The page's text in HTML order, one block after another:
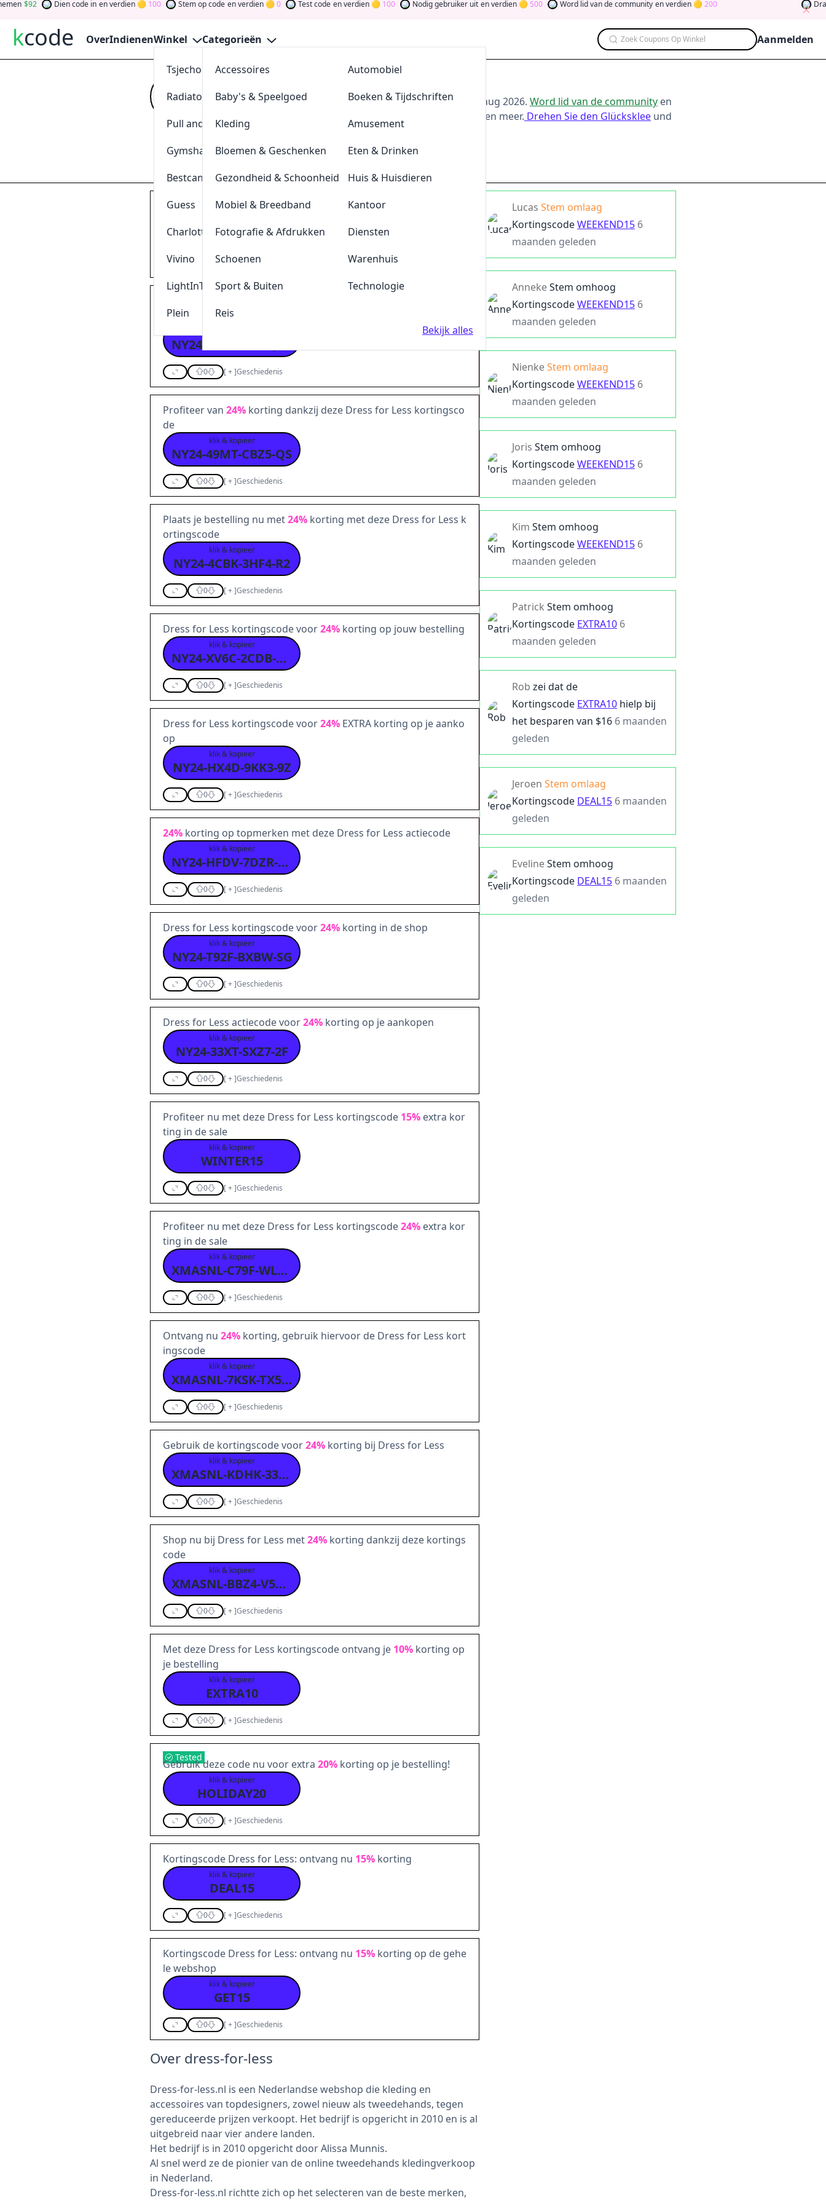
92 Dien code in en verdien 100 Stem op code en verdien 0 Test code en verdien 100 Nodig gebruiker uit en verdien 500 Word lid van de community en verdien 200 Draai de
kcode OverIndienenWinkel
Tsjechoreizen
AllesvoorBBQ
Radiatorendiscounter
De Klompengigant
Pull and Bear
Lensonline
Gymshark
Quickjewels
Bestcanvas
BrewDog
Guess
Tefal
Charlotte Tilbury
Durex
Vivino
LightInThebox
Fun en Feest
Plein
Categorieën
Accessoires
Automobiel
Baby's & Speelgoed
Boeken & Tijdschriften
Kleding
Amusement
Bloemen & Geschenken
Eten & Drinken
Gezondheid & Schoonheid
Huis & Huisdieren
Mobiel & Breedband
Kantoor
Fotografie & Afdrukken
Diensten
Schoenen
Warenhuis
Sport & Buiten
Technologie
Reis
Bekijk alles
Zoek Coupons Op Winkel Aanmelden
Kijk opkcodevoor de beste dress-for-less -aanbiedingen van aug 2026. Word lid van de community en
verdien tokens door bij te dragen via stemmen, testen, delen en meer. Drehen Sie den Glücksklee und
gewinnen Sie Geld
Indienen dress-for-less.nl
Pak12% korting dankzij deze kortingscode van Dress for Less
GET12
[+]Geschiedenis
ing
0 [+]Geschiedenis
Profiteer van 24% korting dankzij deze Dress for Less kortingsco
de
klik & kopieer
NY24-49MT-CBZ5-QS
0 [+]Geschiedenis
Plaats je bestelling nu met24% korting met deze Dress for Less k
ortingscode
klik & kopieer
NY24-4CBK-3HF4-R2
0 [+]Geschiedenis
Dress for Less kortingscode voor24% korting op jouw bestelling
klik & kopieer
NY24-XV6C-2CDB-MQ
0 [+]Geschiedenis
Dress for Less kortingscode voor24% EXTRA korting op je aanko
op
klik & kopieer
NY24-HX4D-9KK3-9Z
0 [+]Geschiedenis
24% korting op topmerken met deze Dress for Less actiecode
klik & kopieer
NY24-HFDV-7DZR-CF
0 [+]Geschiedenis
Dress for Less kortingscode voor24% korting in de shop
klik & kopieer
NY24-T92F-BXBW-SG
0 [+]Geschiedenis
Dress for Less actiecode voor24% korting op je aankopen
klik & kopieer
NY24-33XT-SXZ7-2F
0 [+]Geschiedenis
Profiteer nu met deze Dress for Less kortingscode 15% extra kor
ting in de sale
klik & kopieer
WINTER15
0 [+]Geschiedenis
Profiteer nu met deze Dress for Less kortingscode24% extra kor
ting in de sale
klik & kopieer
XMASNL-C79F-WLLG-S6B7-KGLC
0 [+]Geschiedenis
Ontvang nu 24% korting, gebruik hiervoor de Dress for Less kort
ingscode
klik & kopieer
XMASNL-7KSK-TX59-QH6L-4SXX
0 [+]Geschiedenis
Gebruik de kortingscode voor24% korting bij Dress for Less
klik & kopieer
XMASNL-KDHK-33V9-V5W6-5TWS
0 [+]Geschiedenis
Shop nu bij Dress for Less met24% korting dankzij deze kortings
code
klik & kopieer
XMASNL-BBZ4-V59W-9H3Z-ZLLN
0 [+]Geschiedenis
Met deze Dress for Less kortingscode ontvang je 10% korting op
je bestelling
klik & kopieer
EXTRA10
0 [+]Geschiedenis
Tested
Gebruik deze code nu voor extra 20% korting op je bestelling!
klik & kopieer
HOLIDAY20
0 [+]Geschiedenis
Kortingscode Dress for Less: ontvang nu 15% korting
klik & kopieer
DEAL15
0 [+]Geschiedenis
Kortingscode Dress for Less: ontvang nu 15% korting op de gehe
le webshop
klik & kopieer
GET15
0 [+]Geschiedenis
Over dress-for-less
Dress-for-less.nl is een Nederlandse webshop die kleding en
accessoires van topdesigners, zowel nieuw als tweedehands, tegen
gereduceerde prijzen verkoopt. Het bedrijf is opgericht in 2010 en is al
uitgebreid naar vier andere landen.
Het bedrijf is in 2010 opgericht door Alissa Munnis.
Al snel werd ze de pionier van de online tweedehands kledingverkoop
in Nederland.
Dress-for-less.nl richtte zich op het selecteren van de beste merken,
Lucas Stem omlaag
KortingscodeWEEKEND15 6
maanden geleden
AnnekeStem omhoog
KortingscodeWEEKEND15 6
maanden geleden
NienkeStem omlaag
KortingscodeWEEKEND15 6
maanden geleden
Joris Stem omhoog
KortingscodeWEEKEND15 6
maanden geleden
Kim Stem omhoog
KortingscodeWEEKEND15 6
maanden geleden
Patrick Stem omhoog
Kortingscode EXTRA10 6
maanden geleden
Rob zei dat de
Kortingscode EXTRA10 hielp bij
het besparen van $16 6 maanden
geleden
Jeroen Stem omlaag
Kortingscode DEAL15 6 maanden
geleden
EvelineStem omhoog
Kortingscode DEAL15 6 maanden
geleden